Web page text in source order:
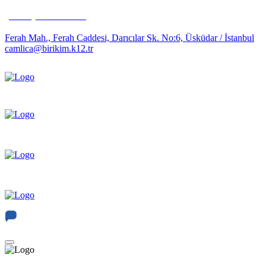
Ferah Mah., Ferah Caddesi, Darıcılar Sk. No:6, Üsküdar / İstanbul
camlica@birikim.k12.tr